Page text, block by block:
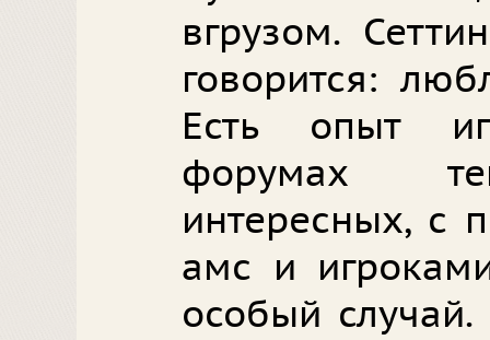
вгрузом.
говорится:
Есть опыт
форумах
интересных, с
амс и
особый